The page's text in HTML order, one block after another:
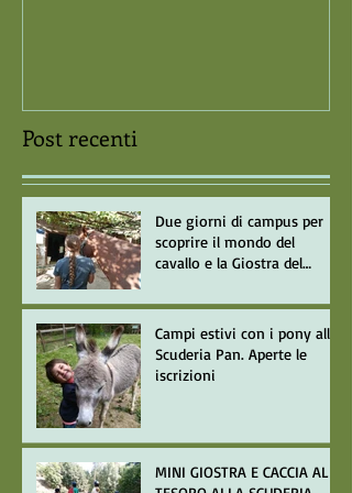
Post recenti
Due giorni di campus per
scoprire il mondo del
cavallo e la Giostra del
Campi estivi con i pony alla
Scuderia Pan. Aperte le
iscrizioni
MINI GIOSTRA E CACCIA AL